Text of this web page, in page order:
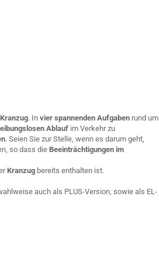
Kranzug. In vier spannenden Aufgaben rund um
Ablauf im Verkehr zu
. Seien Sie zur Stelle, wenn es darum geht,
so dass dieBeeinträchtigungen im
Kranzug bereits enthalten ist.
auch als PLUS-Version, sowie als EL-